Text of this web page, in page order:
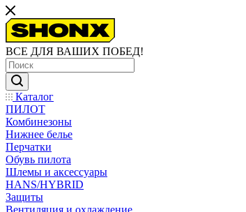
ВСЕ ДЛЯ ВАШИХ ПОБЕД!
Каталог
ПИЛОТ
Комбинезоны
Нижнее белье
Перчатки
Обувь пилота
Шлемы и аксессуары
HANS/HYBRID
Защиты
Вентиляция и охлаждение